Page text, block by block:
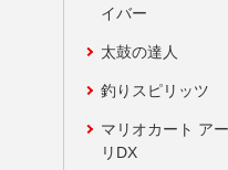
イバー
太鼓の達人
釣りスピリッツ
マリオカート ア
リDX